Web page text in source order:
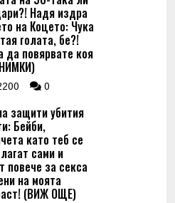
Надя издра
на Коцето: Чука
голата, бе?!
да повярвате коя
0
защити убития
Бейби,
като теб се
сами и
повече за секса
на моята
(ВИЖ ОЩЕ)